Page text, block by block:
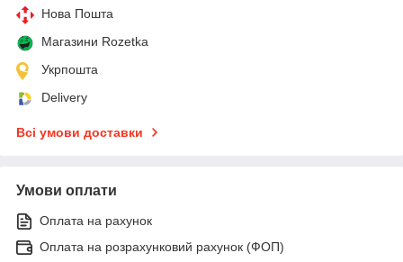
Нова Пошта
Магазини Rozetka
Укрпошта
Delivery
Всі умови доставки
Умови оплати
Оплата на рахунок
Оплата на розрахунковий рахунок (ФОП)